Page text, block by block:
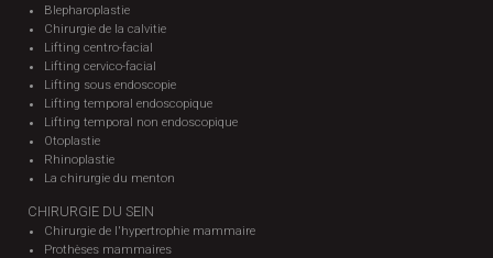
Blepharoplastie
Chirurgie de la calvitie
Lifting centro-facial
Lifting cervico-facial
Lifting sous endoscopie
Lifting temporal endoscopique
Lifting temporal non endoscopique
Otoplastie
Rhinoplastie
La chirurgie du menton
CHIRURGIE DU SEIN
Chirurgie de l'hypertrophie mammaire
Prothèses mammaires